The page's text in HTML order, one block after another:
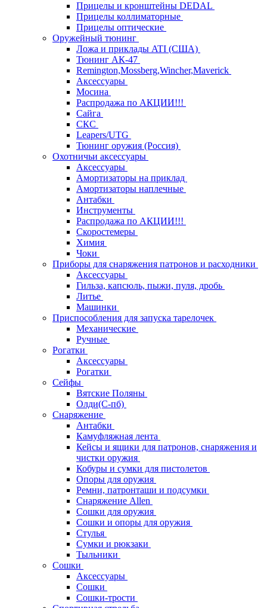
Прицелы и кронштейны DEDAL
Прицелы коллиматорные
Прицелы оптические
Оружейный тюнинг
Ложа и приклады ATI (США)
Тюнинг АК-47
Remington,Mossberg,Wincher,Maverick
Аксессуары
Мосина
Распродажа по АКЦИИ!!!
Сайга
СКС
Leapers/UTG
Тюнинг оружия (Россия)
Охотничьи аксессуары
Аксессуары
Амортизаторы на приклад
Амортизаторы наплечные
Антабки
Инструменты
Распродажа по АКЦИИ!!!
Скоростемеры
Химия
Чоки
Приборы для снаряжения патронов и расходники
Аксессуары
Гильза, капсюль, пыжи, пуля, дробь
Литье
Машинки
Приспособления для запуска тарелочек
Механические
Ручные
Рогатки
Аксессуары
Рогатки
Сейфы
Вятские Поляны
Олди(С-пб)
Снаряжение
Антабки
Камуфляжная лента
Кейсы и ящики для патронов, снаряжения и
чистки оружия
Кобуры и сумки для пистолетов
Опоры для оружия
Ремни, патронташи и подсумки
Снаряжение Allen
Сошки для оружия
Сошки и опоры для оружия
Стулья
Сумки и рюкзаки
Тыльники
Сошки
Аксессуары
Сошки
Сошки-трости